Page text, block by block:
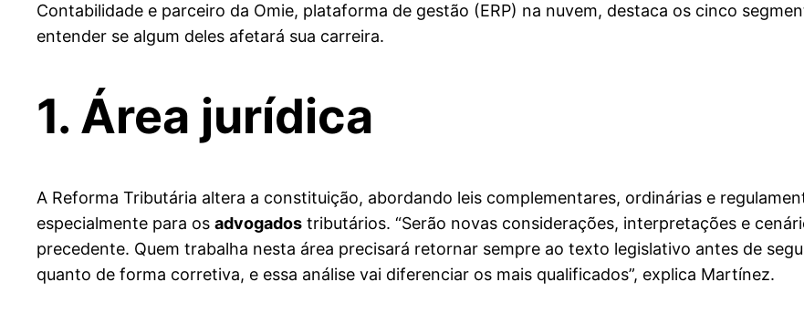
Contabilidade e parceiro da Omie, plataforma de gestão (ERP) na nuvem, destaca os cinco
entender se algum deles afetará sua carreira.
1. Área jurídica
A Reforma Tributária altera a constituição, abordando leis complementares, ordinárias e
especialmente para os advogados tributários. “Serão novas considerações, interpretações e
precedente. Quem trabalha nesta área precisará retornar sempre ao texto legislativo antes de
quanto de forma corretiva, e essa análise vai diferenciar os mais qualificados”, explica Martínez.